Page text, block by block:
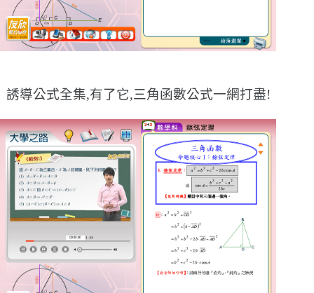
誘導公式全集,有了它,三角函數公式一網打盡!